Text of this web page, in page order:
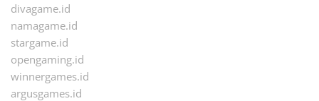
divagame.id
namagame.id
stargame.id
opengaming.id
winnergames.id
argusgames.id